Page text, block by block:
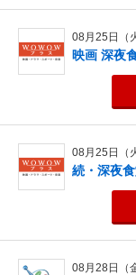
08月25日（
映画 深夜
08月25日（
続・深夜
08月28日（